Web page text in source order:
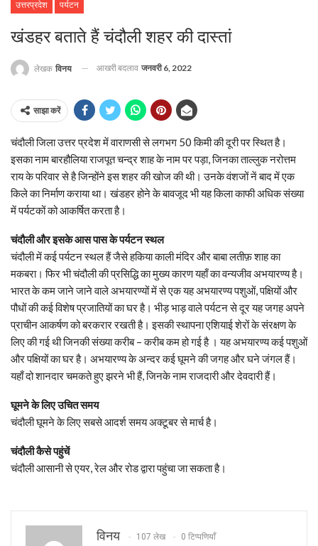
उत्तरप्रदेश पर्यटन
खंडहर बताते हैं चंदौली शहर की दास्तां
लेखक विनय आखरी बदलाव जनवरी 6, 2022
साझा करें
चंदौली जिला उत्तर प्रदेश में वाराणसी से लगभग 50 किमी की दूरी पर स्थित है।
इसका नाम बारहौलिया राजपूत चन्द्र शाह के नाम पर पड़ा, जिनका ताल्लुक नरोत्तम
राय के परिवार से है जिन्होंने इस शहर की खोज की थी। उनके वंशजों नें बाद में एक
किले का निर्माण कराया था। खंडहर होने के बावजूद भी यह किला काफी अधिक संख्या
में पर्यटकों को आकर्षित करता है।
चंदौली और इसके आस पास के पर्यटन स्थल
चंदौली में कई पर्यटन स्थल हैं जैसे हकिया काली मंदिर और बाबा लतीफ़ शाह का
मकबरा। फिर भी चंदौली की प्रसिद्धि का मुख्य कारण यहाँ का वन्यजीव अभयारण्य है।
भारत के कम जाने जाने वाले अभयारण्यों में से एक यह अभयारण्य पशुओं, पक्षियों और
पौधों की कई विशेष प्रजातियों का घर है। भीड़ भाड़ वाले पर्यटन से दूर यह जगह अपने
प्राचीन आकर्षण को बरकरार रखती है। इसकी स्थापना एशियाई शेरों के संरक्षण के
लिए की गई थी जिनकी संख्या करीब – करीब कम हो गई है । यह अभयारण्य कई पशुओं
और पक्षियों का घर है। अभयारण्य के अन्दर कई घूमने की जगह और घने जंगल हैं।
यहाँ दो शानदार चमकते हुए झरने भी हैं, जिनके नाम राजदारी और देवदारी हैं।
घूमने के लिए उचित समय
चंदौली घूमने के लिए सबसे आदर्श समय अक्टूबर से मार्च है।
चंदौली कैसे पहुंचें
चंदौली आसानी से एयर, रेल और रोड द्वारा पहुंचा जा सकता है।
विनय 107 लेख 0 टिप्पणियाँ